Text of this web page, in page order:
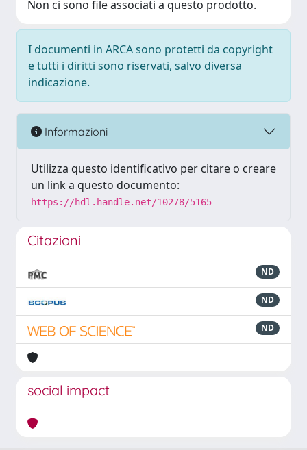
Non ci sono file associati a questo prodotto.
I documenti in ARCA sono protetti da copyright
e tutti i diritti sono riservati, salvo diversa
indicazione.
Informazioni
Utilizza questo identificativo per citare o creare
un link a questo documento:
https://hdl.handle.net/10278/5165
Citazioni
ND
ND
ND
social impact